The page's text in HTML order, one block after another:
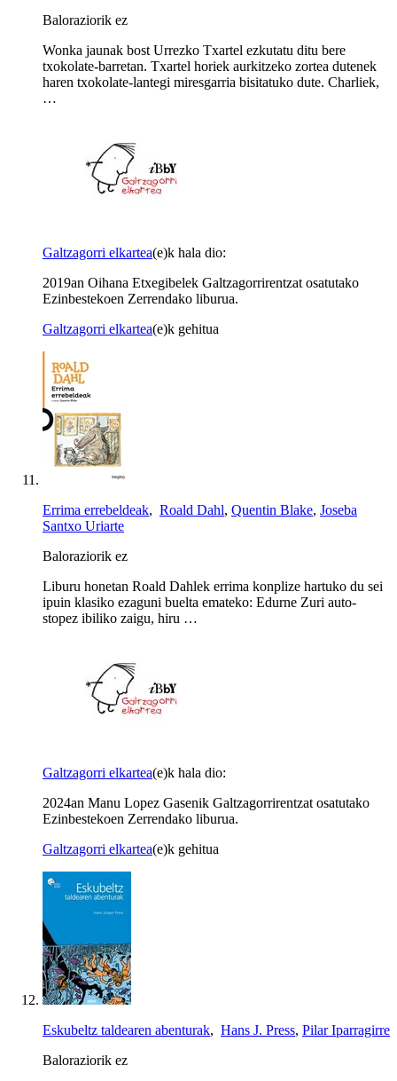
Baloraziorik ez
Wonka jaunak bost Urrezko Txartel ezkutatu ditu bere
txokolate-barretan. Txartel horiek aurkitzeko zortea dutenek
haren txokolate-lantegi miresgarria bisitatuko dute. Charliek,
…
Galtzagorri elkartea(e)k hala dio:
2019an Oihana Etxegibelek Galtzagorrirentzat osatutako
Ezinbestekoen Zerrendako liburua.
Galtzagorri elkartea(e)k gehitua
Errima errebeldeak, Roald Dahl, Quentin Blake, Joseba
Santxo Uriarte
Baloraziorik ez
Liburu honetan Roald Dahlek errima konplize hartuko du sei
ipuin klasiko ezaguni buelta emateko: Edurne Zuri auto-
stopez ibiliko zaigu, hiru …
Galtzagorri elkartea(e)k hala dio:
2024an Manu Lopez Gasenik Galtzagorrirentzat osatutako
Ezinbestekoen Zerrendako liburua.
Galtzagorri elkartea(e)k gehitua
Eskubeltz taldearen abenturak, Hans J. Press, Pilar Iparragirre
Baloraziorik ez